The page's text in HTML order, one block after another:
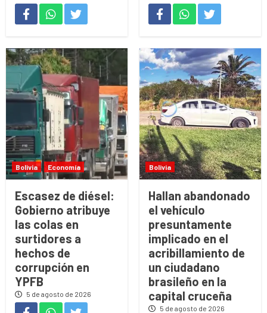
Bolivia Economía
Escasez de diésel:
Gobierno atribuye
las colas en
surtidores a
hechos de
corrupción en
YPFB
5 de agosto de 2026
Bolivia
Hallan abandonado
el vehículo
presuntamente
implicado en el
acribillamiento de
un ciudadano
brasileño en la
capital cruceña
5 de agosto de 2026